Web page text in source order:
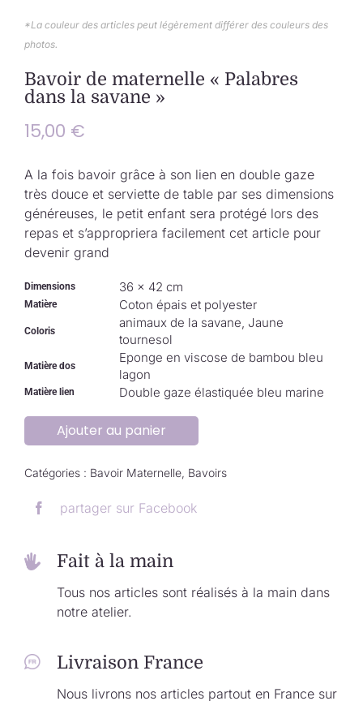
Nous contacter
*La couleur des articles peut légèrement différer des couleurs des
photos.
Bavoir de maternelle « Palabres
dans la savane »
15,00 €
A la fois bavoir grâce à son lien en double gaze
très douce et serviette de table par ses dimensions
généreuses, le petit enfant sera protégé lors des
repas et s’appropriera facilement cet article pour
devenir grand
Dimensions 36 × 42 cm
Matière Coton épais et polyester
Coloris
animaux de la savane, Jaune
tournesol
Matière dos
Eponge en viscose de bambou bleu
lagon
Matière lien Double gaze élastiquée bleu marine
Ajouter au panier
Catégories : Bavoir Maternelle, Bavoirs
partager sur Facebook
Fait à la main
Tous nos articles sont réalisés à la main dans
notre atelier.
Livraison France
Nous livrons nos articles partout en France sur